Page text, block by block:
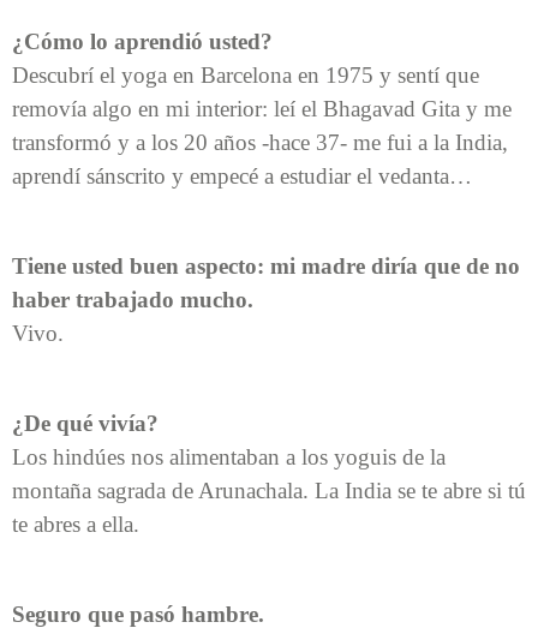
¿Cómo lo aprendió usted?
Descubrí el yoga en Barcelona en 1975 y sentí que
removía algo en mi interior: leí el Bhagavad Gita y me
transformó y a los 20 años -hace 37- me fui a la India,
aprendí sánscrito y empecé a estudiar el vedanta…
Tiene usted buen aspecto: mi madre diría que de no
haber trabajado mucho.
Vivo.
¿De qué vivía?
Los hindúes nos alimentaban a los yoguis de la
montaña sagrada de Arunachala. La India se te abre si tú
te abres a ella.
Seguro que pasó hambre.